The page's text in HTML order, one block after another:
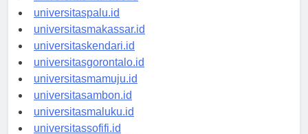
universitasmanado.id
universitaspalu.id
universitasmakassar.id
universitaskendari.id
universitasgorontalo.id
universitasmamuju.id
universitasambon.id
universitasmaluku.id